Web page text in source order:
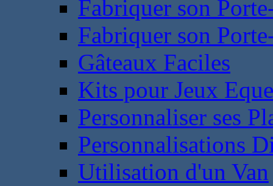
Fabriquer son
Fabriquer son
Gâteaux Faciles
Kits pour Jeux
Personnaliser ses
Personnalisations
Utilisation d'un Van